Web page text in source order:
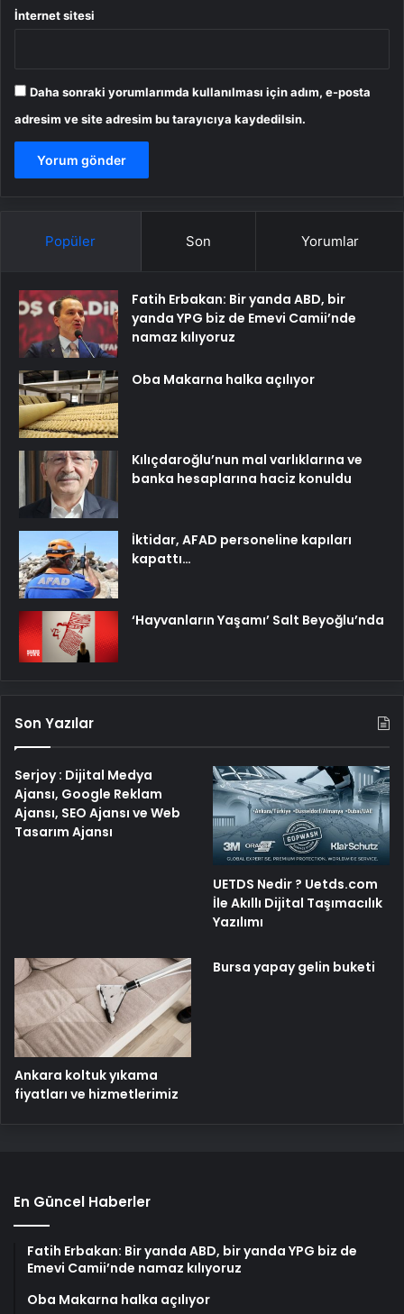
İnternet sitesi
Daha sonraki yorumlarımda kullanılması için adım, e-posta
adresim ve site adresim bu tarayıcıya kaydedilsin.
Popüler Son Yorumlar
Fatih Erbakan: Bir yanda ABD, bir
yanda YPG biz de Emevi Camii’nde
namaz kılıyoruz
Oba Makarna halka açılıyor
Kılıçdaroğlu’nun mal varlıklarına ve
banka hesaplarına haciz konuldu
İktidar, AFAD personeline kapıları
kapattı…
‘Hayvanların Yaşamı’ Salt Beyoğlu’nda
Son Yazılar
Serjoy : Dijital Medya
Ajansı, Google Reklam
Ajansı, SEO Ajansı ve Web
Tasarım Ajansı
UETDS Nedir ? Uetds.com
İle Akıllı Dijital Taşımacılık
Yazılımı
Ankara koltuk yıkama
fiyatları ve hizmetlerimiz
Bursa yapay gelin buketi
En Güncel Haberler
Fatih Erbakan: Bir yanda ABD, bir yanda YPG biz de
Emevi Camii’nde namaz kılıyoruz
Oba Makarna halka açılıyor